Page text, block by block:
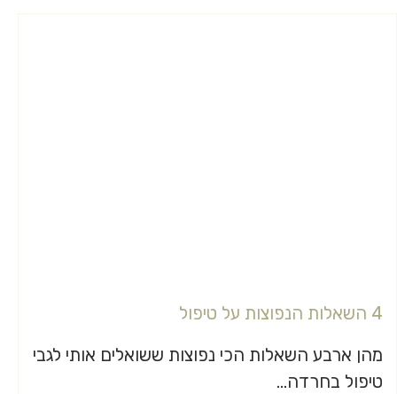
4 השאלות הנפוצות על טיפול
מהן ארבע השאלות הכי נפוצות ששואלים אותי לגבי
טיפול בחרדה...